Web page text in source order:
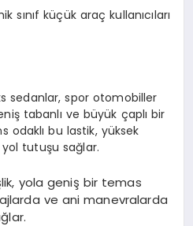
sınıf küçük araç kullanıcıları
sedanlar, spor otomobiller
tabanlı ve büyük çaplı bir
odaklı bu lastik, yüksek
tutuşu sağlar.
yola geniş bir temas
ve ani manevralarda